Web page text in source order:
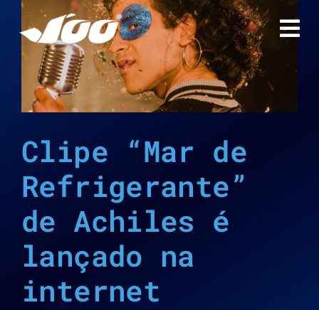
para
conteúdo
Clipe “Mar de
Refrigerante”
de Achiles é
lançado na
internet